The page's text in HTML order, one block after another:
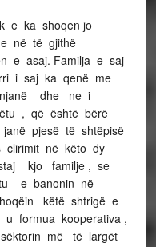
ka shoqen jo
në të gjithë
e asaj. Familja e saj
i saj ka qenë me
dhe ne i
, që është bërë
pjesë të shtëpisë
në këto dy
kjo familje , se
e banonin në
këtë shtrigë e
formua kooperativa ,
më të largët